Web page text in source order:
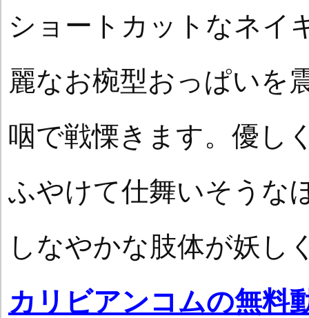
ショートカットなネイ
麗なお椀型おっぱいを
咽で戦慄きます。優し
ふやけて仕舞いそうな
しなやかな肢体が妖し
カリビアンコムの無料